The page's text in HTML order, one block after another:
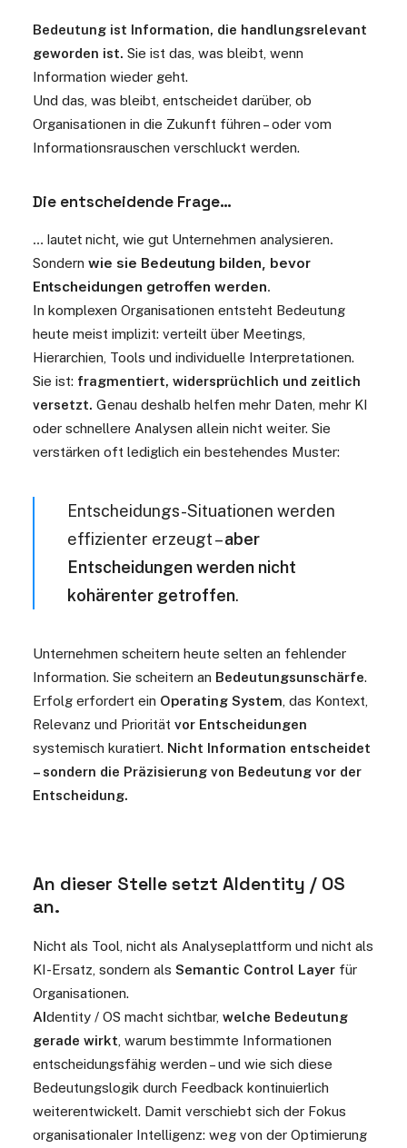
Bedeutung ist Information, die handlungsrelevant
geworden ist. Sie ist das, was bleibt, wenn
Information wieder geht.
Und das, was bleibt, entscheidet darüber, ob
Organisationen in die Zukunft führen – oder vom
Informationsrauschen verschluckt werden.
Die entscheidende Frage…
… lautet nicht, wie gut Unternehmen analysieren.
Sondern wie sie Bedeutung bilden, bevor
Entscheidungen getroffen werden.
In komplexen Organisationen entsteht Bedeutung
heute meist implizit: verteilt über Meetings,
Hierarchien, Tools und individuelle Interpretationen.
Sie ist: fragmentiert, widersprüchlich und zeitlich
versetzt. Genau deshalb helfen mehr Daten, mehr KI
oder schnellere Analysen allein nicht weiter. Sie
verstärken oft lediglich ein bestehendes Muster:
Entscheidungs-Situationen werden
effizienter erzeugt –aber
Entscheidungen werden nicht
kohärenter getroffen.
Unternehmen scheitern heute selten an fehlender
Information. Sie scheitern an Bedeutungsunschärfe.
Erfolg erfordert ein Operating System , das Kontext,
Relevanz und Priorität vor Entscheidungen
systemisch kuratiert. Nicht Information entscheidet
– sondern die Präzisierung von Bedeutung vor der
Entscheidung.
An dieser Stelle setzt AIdentity / OS
an.
Nicht als Tool, nicht als Analyseplattform und nicht als
KI-Ersatz, sondern als Semantic Control Layer für
Organisationen.
AIdentity / OS macht sichtbar, welche Bedeutung
gerade wirkt , warum bestimmte Informationen
entscheidungsfähig werden – und wie sich diese
Bedeutungslogik durch Feedback kontinuierlich
weiterentwickelt. Damit verschiebt sich der Fokus
organisationaler Intelligenz: weg von der Optimierung